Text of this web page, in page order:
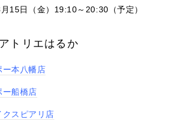
15日（金）19:10～20:30（予定）
トリエはるか
ー本八幡店
ー船橋店
クスピアリ店